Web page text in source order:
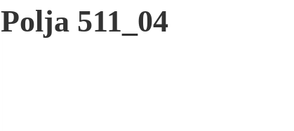
Polja 511_04